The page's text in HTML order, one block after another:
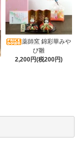
薬師窯 錦彩華みや
び雛
2,200円(税200円)